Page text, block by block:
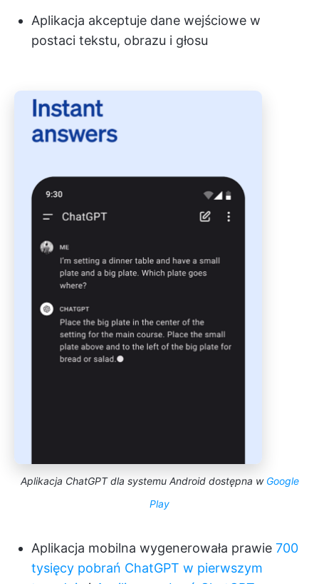
Aplikacja akceptuje dane wejściowe w
postaci tekstu, obrazu i głosu
Aplikacja ChatGPT dla systemu Android dostępna w Google
Play
Aplikacja mobilna wygenerowała prawie 700
tysięcy pobrań ChatGPT w pierwszym